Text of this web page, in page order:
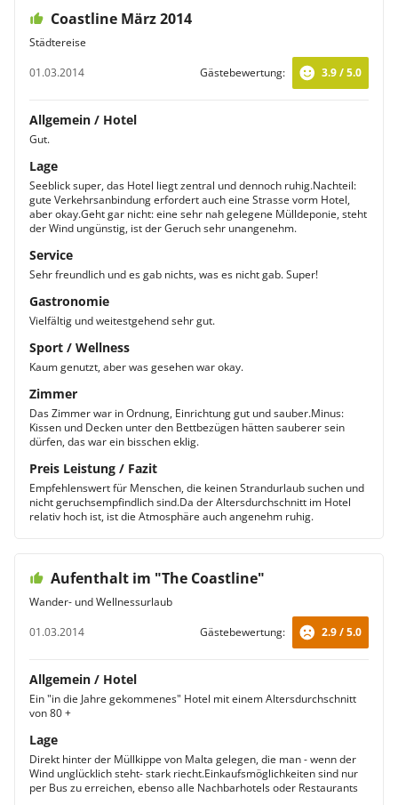
Coastline März 2014
Städtereise
01.03.2014
Gästebewertung: 3.9 / 5.0
Allgemein / Hotel
Gut.
Lage
Seeblick super, das Hotel liegt zentral und dennoch ruhig.Nachteil:
gute Verkehrsanbindung erfordert auch eine Strasse vorm Hotel,
aber okay.Geht gar nicht: eine sehr nah gelegene Mülldeponie, steht
der Wind ungünstig, ist der Geruch sehr unangenehm.
Service
Sehr freundlich und es gab nichts, was es nicht gab. Super!
Gastronomie
Vielfältig und weitestgehend sehr gut.
Sport / Wellness
Kaum genutzt, aber was gesehen war okay.
Zimmer
Das Zimmer war in Ordnung, Einrichtung gut und sauber.Minus:
Kissen und Decken unter den Bettbezügen hätten sauberer sein
dürfen, das war ein bisschen eklig.
Preis Leistung / Fazit
Empfehlenswert für Menschen, die keinen Strandurlaub suchen und
nicht geruchsempfindlich sind.Da der Altersdurchschnitt im Hotel
relativ hoch ist, ist die Atmosphäre auch angenehm ruhig.
Aufenthalt im "The Coastline"
Wander- und Wellnessurlaub
01.03.2014
Gästebewertung: 2.9 / 5.0
Allgemein / Hotel
Ein "in die Jahre gekommenes" Hotel mit einem Altersdurchschnitt
von 80 +
Lage
Direkt hinter der Müllkippe von Malta gelegen, die man - wenn der
Wind unglücklich steht- stark riecht.Einkaufsmöglichkeiten sind nur
per Bus zu erreichen, ebenso alle Nachbarhotels oder Restaurants